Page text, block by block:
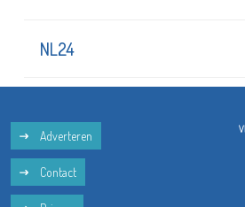
NL24
Adverteren
Contact